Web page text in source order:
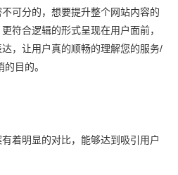
可分的，想要提升整个网站内容的
符合逻辑的形式呈现在用户面前，
，让用户真的顺畅的理解您的服务/
目的。
着明显的对比，能够达到吸引用户